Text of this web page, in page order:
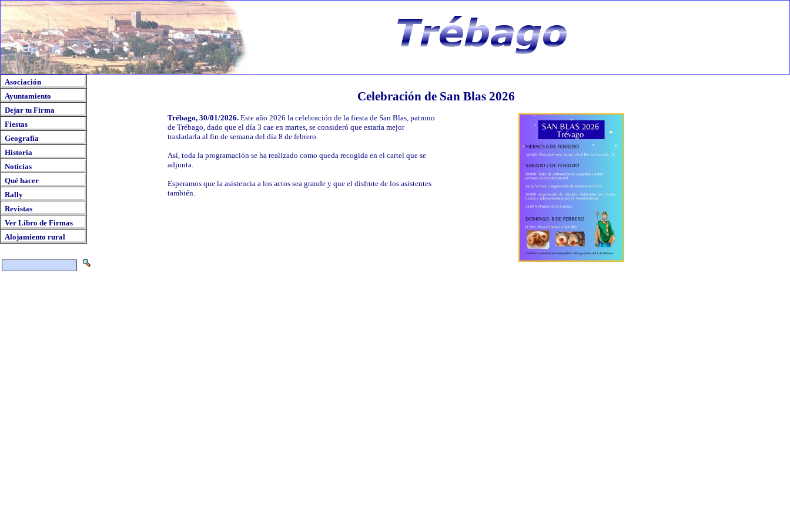
Asociación
Ayuntamiento
Dejar tu Firma
Fiestas
Geografía
Historia
Noticias
Qué hacer
Rally
Revistas
Ver Libro de Firmas
Alojamiento rural
Celebración de San Blas 2026
Trébago, 30/01/2026. Este año 2026 la celebración de la fiesta de San Blas, patrono
de Trébago, dado que el día 3 cae en martes, se consideró que estaría mejor
trasladarla al fin de semana del día 8 de febrero.
Así, toda la programación se ha realizado como queda recogida en el cartel que se
adjunta.
Esperamos que la asistencia a los actos sea grande y que el disfrute de los asistentes
también.